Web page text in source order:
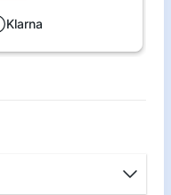
Klarna